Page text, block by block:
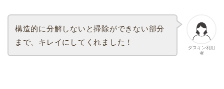
ダスキン利用
者
構造的に分解しないと掃除ができない部分
まで、キレイにしてくれました！